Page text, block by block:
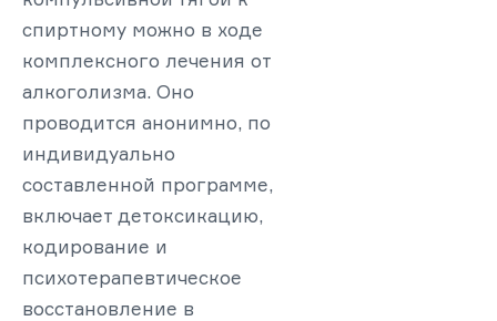
спиртному можно в ходе
комплексного лечения от
алкоголизма. Оно
проводится анонимно, по
индивидуально
составленной программе,
включает детоксикацию,
кодирование и
психотерапевтическое
восстановление в